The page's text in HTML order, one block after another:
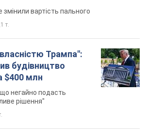
вартість пального
т.
Трампа":
будівництво
$400 млн
негайно подасть
рішення"